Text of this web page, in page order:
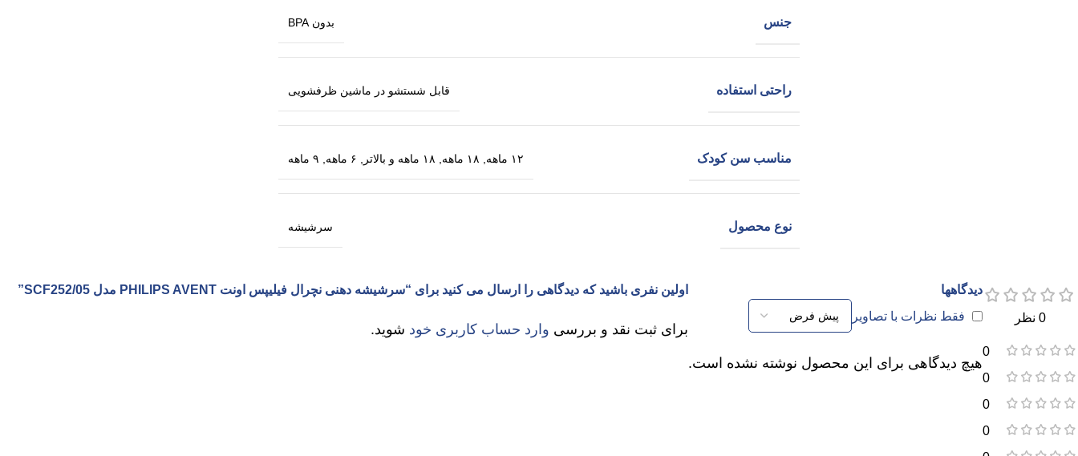
جنس بدون BPA
راحتی استفاده قابل شستشو در ماشین ظرفشویی
مناسب سن کودک ۱۲ ماهه ۱۸ ماهه ۱۸ ماهه و بالاتر ۶ ماهه ۹ ماهه
نوع محصول سرشیشه
0 نظر
0
0
0
0
دیدگاهها
فقط نظرات با تصاویر
هیچ دیدگاهی برای این محصول نوشته نشده است.
اولین نفری باشید که دیدگاهی را ارسال می کنید برای “سرشیشه دهنی نچرال فیلیپس اونت PHILIPS AVENT مدل SCF252/05”
برای ثبت نقد و بررسی وارد حساب کاربری خود شوید.